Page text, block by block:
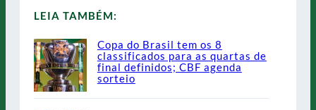
LEIA TAMBÉM:
Copa do Brasil tem os 8
classificados para as quartas de
final definidos; CBF agenda
sorteio